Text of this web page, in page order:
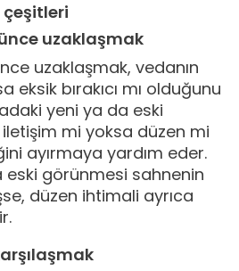
uzaklaşmak
uzaklaşmak, vedanın
eksik bırakıcı mı olduğunu
yeni ya da eski
mi yoksa düzen mi
ayırmaya yardım eder.
eski görünmesi sahnenin
düzen ihtimali ayrıca